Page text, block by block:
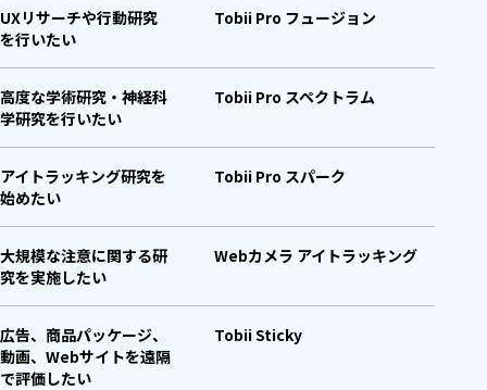
UXリサーチや行動研究
を行いたい
Tobii Pro フュージョン
高度な学術研究・神経科
学研究を行いたい
Tobii Pro スペクトラム
アイトラッキング研究を
始めたい
Tobii Pro スパーク
大規模な注意に関する研
究を実施したい
Webカメラ アイトラッキング
広告、商品パッケージ、
動画、Webサイトを遠隔
で評価したい
Tobii Sticky